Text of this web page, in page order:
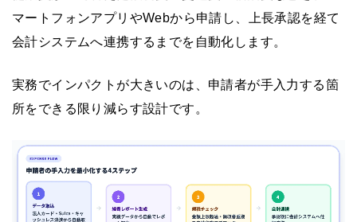
マートフォンアプリやWebから申請し、上長承認を経て
会計システムへ連携するまでを自動化します。
実務でインパクトが大きいのは、申請者が手入力する箇
所をできる限り減らす設計です。